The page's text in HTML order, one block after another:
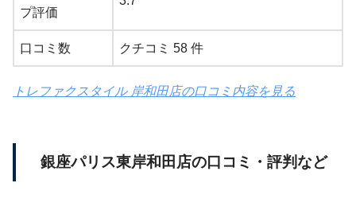
プ評価
口コミ数 クチコミ 58 件
トレファクスタイル 岸和田店の口コミ内容を見る
銀座パリス東岸和田店の口コミ・評判など